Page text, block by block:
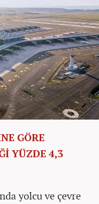
GÖRE
YÜZDE 4,3
yolcu ve çevre